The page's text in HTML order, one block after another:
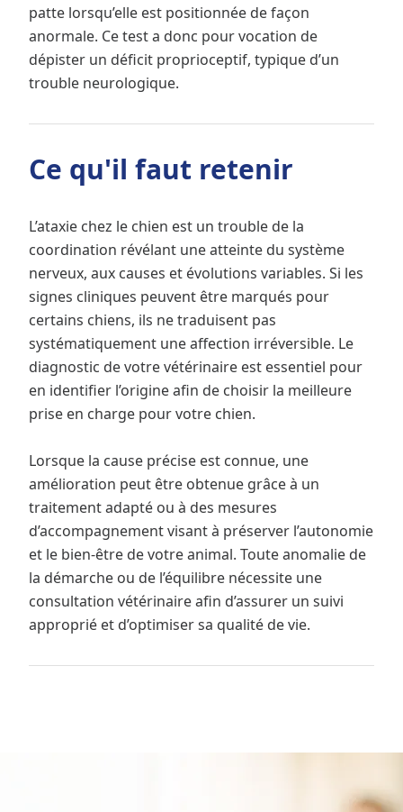
patte lorsqu’elle est positionnée de façon
anormale. Ce test a donc pour vocation de
dépister un déficit proprioceptif, typique d’un
trouble neurologique.
Ce qu'il faut retenir
L’ataxie chez le chien est un trouble de la
coordination révélant une atteinte du système
nerveux, aux causes et évolutions variables. Si les
signes cliniques peuvent être marqués pour
certains chiens, ils ne traduisent pas
systématiquement une affection irréversible. Le
diagnostic de votre vétérinaire est essentiel pour
en identifier l’origine afin de choisir la meilleure
prise en charge pour votre chien.
Lorsque la cause précise est connue, une
amélioration peut être obtenue grâce à un
traitement adapté ou à des mesures
d’accompagnement visant à préserver l’autonomie
et le bien-être de votre animal. Toute anomalie de
la démarche ou de l’équilibre nécessite une
consultation vétérinaire afin d’assurer un suivi
approprié et d’optimiser sa qualité de vie.